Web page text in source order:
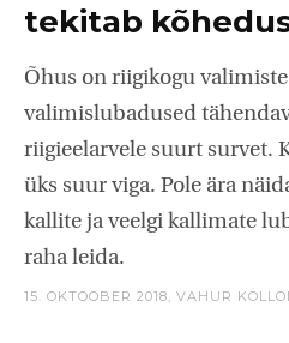
tekitab
Õhus on riigikogu
valimislubadused
riigieelarvele suurt survet.
üks suur viga. Pole ära
kallite ja veelgi kallimate
raha leida.
15. OKTOOBER 2018, VAHUR